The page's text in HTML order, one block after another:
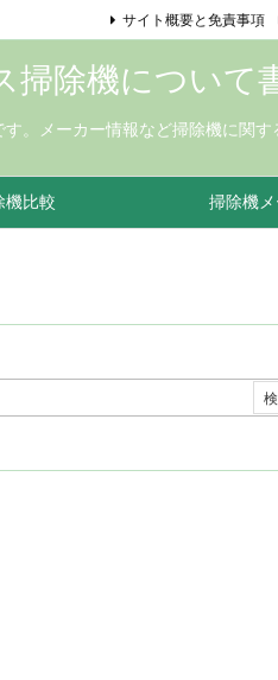
掃除機について
。メーカー情報など掃除機に関
機比較 掃除機
サイト概要と免責事項